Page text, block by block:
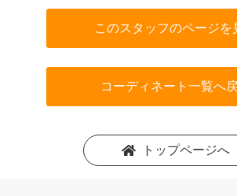
このスタッフのページを
コーディネート一覧へ
トップページへ